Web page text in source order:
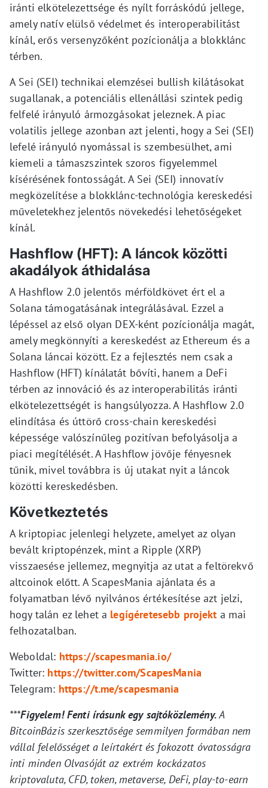
iránti elkötelezettsége és nyílt forráskódú jellege,
amely natív elülső védelmet és interoperabilitást
kínál, erős versenyzőként pozícionálja a blokklánc
térben.
A Sei (SEI) technikai elemzései bullish kilátásokat
sugallanak, a potenciális ellenállási szintek pedig
felfelé irányuló ármozgásokat jeleznek. A piac
volatilis jellege azonban azt jelenti, hogy a Sei (SEI)
lefelé irányuló nyomással is szembesülhet, ami
kiemeli a támaszszintek szoros figyelemmel
kísérésének fontosságát. A Sei (SEI) innovatív
megközelítése a blokklánc-technológia kereskedési
műveletekhez jelentős növekedési lehetőségeket
kínál.
Hashflow (HFT): A láncok közötti
akadályok áthidalása
A Hashflow 2.0 jelentős mérföldkövet ért el a
Solana támogatásának integrálásával. Ezzel a
lépéssel az első olyan DEX-ként pozícionálja magát,
amely megkönnyíti a kereskedést az Ethereum és a
Solana láncai között. Ez a fejlesztés nem csak a
Hashflow (HFT) kínálatát bővíti, hanem a DeFi
térben az innováció és az interoperabilitás iránti
elkötelezettségét is hangsúlyozza. A Hashflow 2.0
elindítása és úttörő cross-chain kereskedési
képessége valószínűleg pozitívan befolyásolja a
piaci megítélését. A Hashflow jövője fényesnek
tűnik, mivel továbbra is új utakat nyit a láncok
közötti kereskedésben.
Következtetés
A kriptopiac jelenlegi helyzete, amelyet az olyan
bevált kriptopénzek, mint a Ripple (XRP)
visszaesése jellemez, megnyitja az utat a feltörekvő
altcoinok előtt. A ScapesMania ajánlata és a
folyamatban lévő nyilvános értékesítése azt jelzi,
hogy talán ez lehet a legígéretesebb projekt a mai
felhozatalban.
Weboldal: https://scapesmania.io/
Twitter: https://twitter.com/ScapesMania
Telegram: https://t.me/scapesmania
***Figyelem! Fenti írásunk egy sajtóközlemény.A
BitcoinBázis szerkesztősége semmilyen formában nem
vállal felelősséget a leírtakért és fokozott óvatosságra
inti minden Olvasóját az extrém kockázatos
kriptovaluta, CFD, token, metaverse, DeFi, play-to-earn